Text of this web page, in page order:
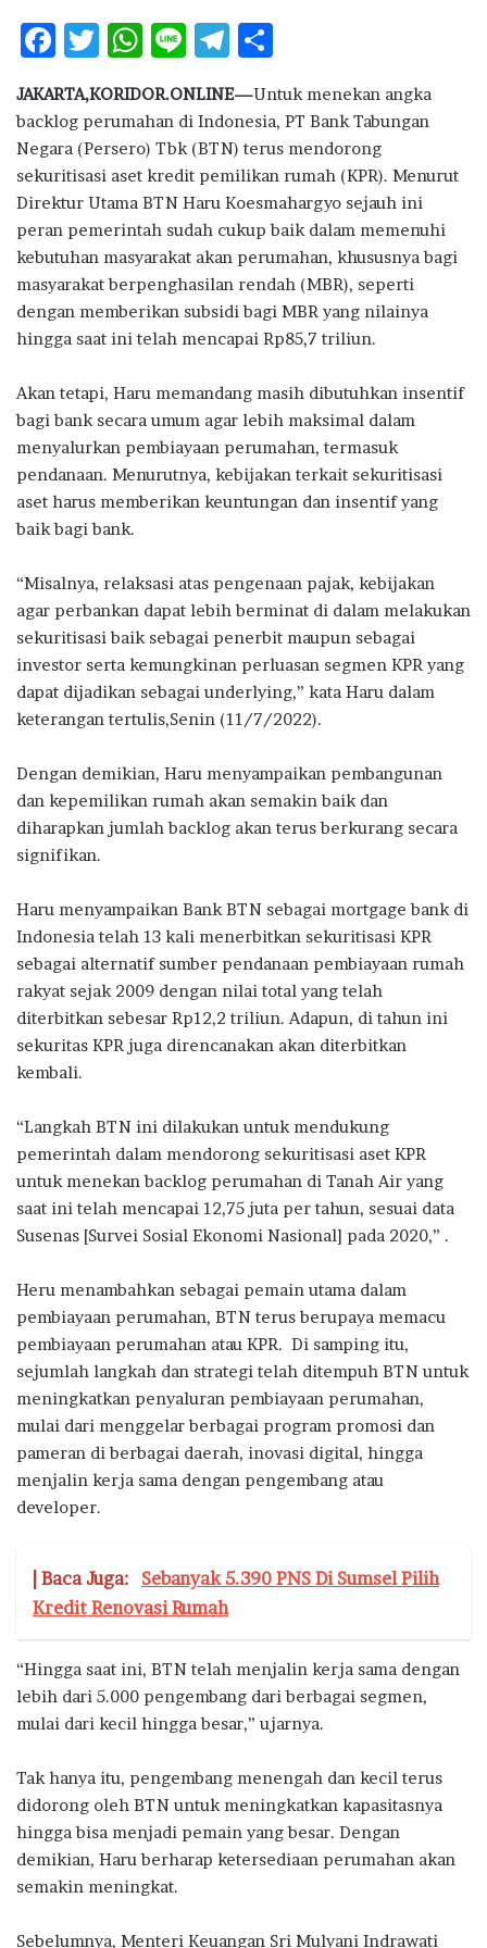
F
e
b
o
o
k
T
it
te
r
W
at
s
A
p
p
Li
e
T
e
g
ra
m
ar
e
JAKARTA,KORIDOR.ONLINE—Untuk menekan angka
backlog perumahan di Indonesia, PT Bank Tabungan
Negara (Persero) Tbk (BTN) terus mendorong
sekuritisasi aset kredit pemilikan rumah (KPR). Menurut
Direktur Utama BTN Haru Koesmahargyo sejauh ini
peran pemerintah sudah cukup baik dalam memenuhi
kebutuhan masyarakat akan perumahan, khususnya bagi
masyarakat berpenghasilan rendah (MBR), seperti
dengan memberikan subsidi bagi MBR yang nilainya
hingga saat ini telah mencapai Rp85,7 triliun.
Akan tetapi, Haru memandang masih dibutuhkan insentif
bagi bank secara umum agar lebih maksimal dalam
menyalurkan pembiayaan perumahan, termasuk
pendanaan. Menurutnya, kebijakan terkait sekuritisasi
aset harus memberikan keuntungan dan insentif yang
baik bagi bank.
“Misalnya, relaksasi atas pengenaan pajak, kebijakan
agar perbankan dapat lebih berminat di dalam melakukan
sekuritisasi baik sebagai penerbit maupun sebagai
investor serta kemungkinan perluasan segmen KPR yang
dapat dijadikan sebagai underlying,” kata Haru dalam
keterangan tertulis,Senin (11/7/2022).
Dengan demikian, Haru menyampaikan pembangunan
dan kepemilikan rumah akan semakin baik dan
diharapkan jumlah backlog akan terus berkurang secara
signifikan.
Haru menyampaikan Bank BTN sebagai mortgage bank di
Indonesia telah 13 kali menerbitkan sekuritisasi KPR
sebagai alternatif sumber pendanaan pembiayaan rumah
rakyat sejak 2009 dengan nilai total yang telah
diterbitkan sebesar Rp12,2 triliun. Adapun, di tahun ini
sekuritas KPR juga direncanakan akan diterbitkan
kembali.
“Langkah BTN ini dilakukan untuk mendukung
pemerintah dalam mendorong sekuritisasi aset KPR
untuk menekan backlog perumahan di Tanah Air yang
saat ini telah mencapai 12,75 juta per tahun, sesuai data
Susenas [Survei Sosial Ekonomi Nasional] pada 2020,” .
Heru menambahkan sebagai pemain utama dalam
pembiayaan perumahan, BTN terus berupaya memacu
pembiayaan perumahan atau KPR. Di samping itu,
sejumlah langkah dan strategi telah ditempuh BTN untuk
meningkatkan penyaluran pembiayaan perumahan,
mulai dari menggelar berbagai program promosi dan
pameran di berbagai daerah, inovasi digital, hingga
menjalin kerja sama dengan pengembang atau
developer.
| Baca Juga:
Sebanyak 5.390 PNS Di Sumsel Pilih
Kredit Renovasi Rumah
“Hingga saat ini, BTN telah menjalin kerja sama dengan
lebih dari 5.000 pengembang dari berbagai segmen,
mulai dari kecil hingga besar,” ujarnya.
Tak hanya itu, pengembang menengah dan kecil terus
didorong oleh BTN untuk meningkatkan kapasitasnya
hingga bisa menjadi pemain yang besar. Dengan
demikian, Haru berharap ketersediaan perumahan akan
semakin meningkat.
Sebelumnya, Menteri Keuangan Sri Mulyani Indrawati